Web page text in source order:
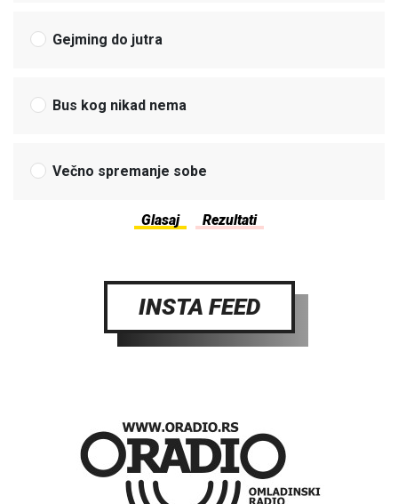
Gejming do jutra
Bus kog nikad nema
Večno spremanje sobe
INSTA FEED